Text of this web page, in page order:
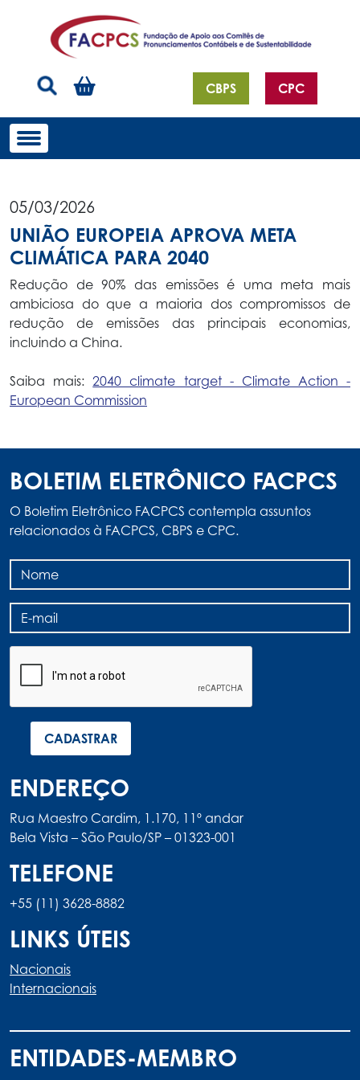
CBPS CPC
05/03/2026
UNIÃO EUROPEIA APROVA META
CLIMÁTICA PARA 2040
Redução de 90% das emissões é uma meta mais
ambiciosa do que a maioria dos compromissos de
redução de emissões das principais economias,
incluindo a China.
Saiba mais:2040 climate target - Climate Action -
European Commission
BOLETIM ELETRÔNICO FACPCS
O Boletim Eletrônico FACPCS contempla assuntos
relacionados à FACPCS, CBPS e CPC.
ENDEREÇO
Rua Maestro Cardim, 1.170, 11º andar
Bela Vista – São Paulo/SP – 01323-001
TELEFONE
+55 (11) 3628-8882
LINKS ÚTEIS
Nacionais
Internacionais
ENTIDADES-MEMBRO